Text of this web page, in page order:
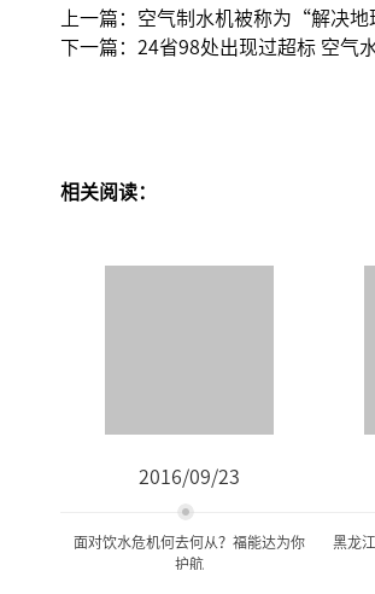
上一篇：空气制水机被称为“解决
下一篇：24省98处出现过超标 空气
相关阅读：
2016/09/23
面对饮水危机何去何从？福能达为你
护航
黑龙